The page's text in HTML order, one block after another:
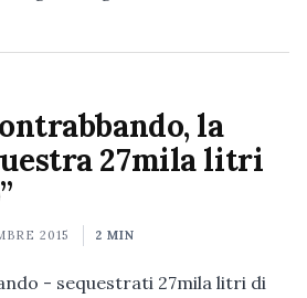
la
27mila litri
2015 2 MIN
- sequestrati 27mila litri di